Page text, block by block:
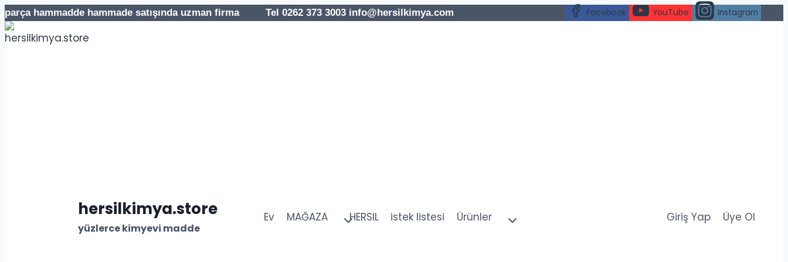
İçeriğe
geç
parça hammadde hammade satışında uzman firma Tel 0262 373 3003 info@hersilkimya.com Facebook YouTube Instagram
hersilkimya.store
yüzlerce kimyevi madde
Ev MAĞAZA HERSIL istek listesi Ürünler Giriş Yap Üye Ol